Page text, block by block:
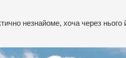
незнайоме, хоча через нього